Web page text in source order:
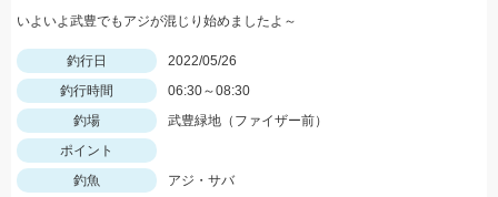
いよいよ武豊でもアジが混じり始めましたよ～
釣行日
2022/05/26
釣行時間
06:30～08:30
釣場
武豊緑地（ファイザー前）
ポイント
釣魚
アジ・サバ